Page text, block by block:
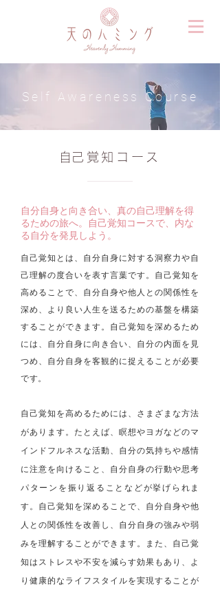
Self Awareness Course
​自己覚知コース
自分自身と向き合い、真の自己理解を得
るための旅へ。自己覚知コースで、内な
る自分を発見しよう。
自己覚知とは、自分自身に対する洞察力や自
己理解の度合いを表す言葉です。自己覚知を
高めることで、自分自身や他人との関係性を
深め、より良い人生を送るための基盤を構築
することができます。自己覚知を深めるため
には、自分自身に向き合い、自分の内面を見
つめ、自分自身を客観的に捉えることが必要
です。
自己覚知を高めるためには、さまざまな方法
があります。たとえば、瞑想やヨガなどのマ
インドフルネスな活動、自分の気持ちや感情
に注意を向けること、自分自身の行動や思考
パターンを振り返ることなどが挙げられま
す。自己覚知を深めることで、自分自身や他
人との関係性を改善し、自分自身の強みや弱
みを理解することができます。また、自己覚
知はストレスや不安を減らす効果もあり、よ
り健康的なライフスタイルを実現することが